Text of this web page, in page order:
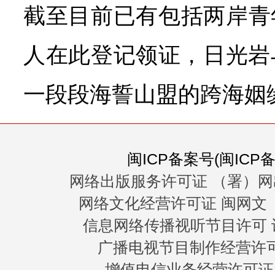
截至目前已有包括两岸
人在此登记领证，日光
一段段海誓山盟的跨海姻
闽ICP备案号(闽ICP
网络出版服务许可证 （署）
网络文化经营许可证 闽网文
信息网络传播视听节目许可
广播电视节目制作经营许